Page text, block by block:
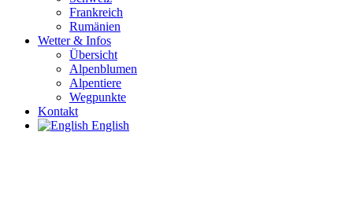
Frankreich
Rumänien
Wetter & Infos
Übersicht
Alpenblumen
Alpentiere
Wegpunkte
Kontakt
English